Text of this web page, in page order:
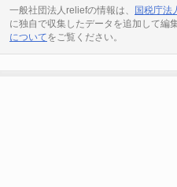
一般社団法人reliefの情報は、 国税庁法
に独自で収集したデータを追加して編
についてをご覧ください。